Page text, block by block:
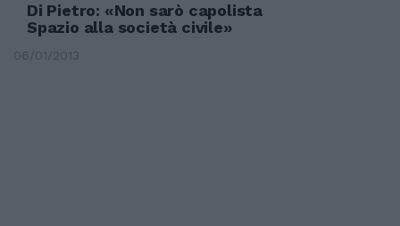
Di Pietro: «Non sarò capolista
Spazio alla società civile»
06/01/2013